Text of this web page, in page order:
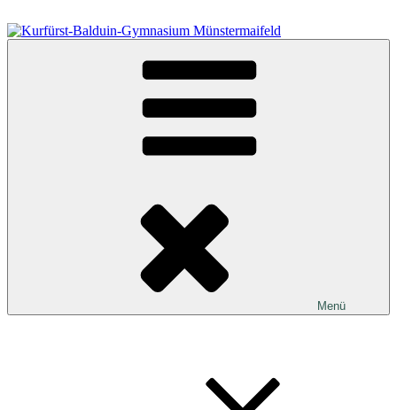
Inhalt
springen
Kurfürst-Balduin-Gymnasium Münstermaifeld
Menü